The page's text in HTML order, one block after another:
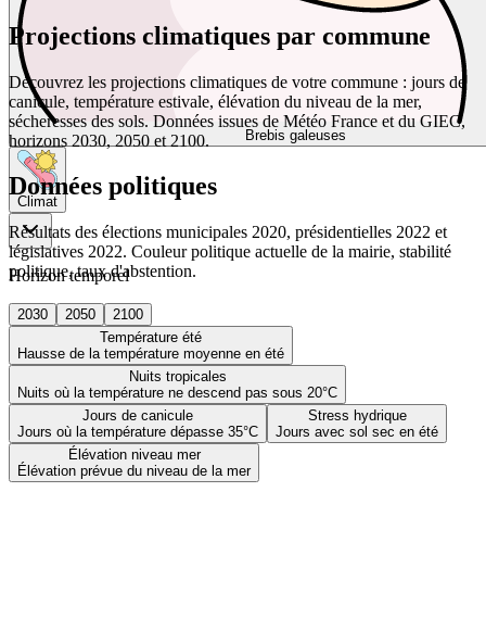
Brebis galeuses
Climat
Horizon temporel
2030 2050
2100
Température été
Hausse de la température moyenne en été
Nuits tropicales
Nuits où la température ne descend pas sous 20°C
Jours de canicule
Jours où la température dépasse 35°C
Stress hydrique
Jours avec sol sec en été
Élévation niveau mer
Élévation prévue du niveau de la mer
Projections climatiques par commune
Découvrez les projections climatiques de votre commune : jours de
canicule, température estivale, élévation du niveau de la mer,
sécheresses des sols. Données issues de Météo France et du GIEC,
horizons 2030, 2050 et 2100.
Données politiques
Résultats des élections municipales 2020, présidentielles 2022 et
législatives 2022. Couleur politique actuelle de la mairie, stabilité
politique, taux d'abstention.